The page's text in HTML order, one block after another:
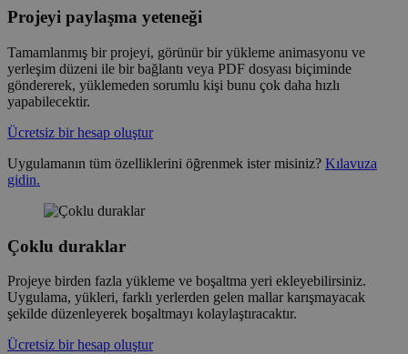
Projeyi paylaşma yeteneği
Tamamlanmış bir projeyi, görünür bir yükleme animasyonu ve
yerleşim düzeni ile bir bağlantı veya PDF dosyası biçiminde
göndererek, yüklemeden sorumlu kişi bunu çok daha hızlı
yapabilecektir.
Ücretsiz bir hesap oluştur
Uygulamanın tüm özelliklerini öğrenmek ister misiniz? Kılavuza
gidin.
Çoklu duraklar
Projeye birden fazla yükleme ve boşaltma yeri ekleyebilirsiniz.
Uygulama, yükleri, farklı yerlerden gelen mallar karışmayacak
şekilde düzenleyerek boşaltmayı kolaylaştıracaktır.
Ücretsiz bir hesap oluştur